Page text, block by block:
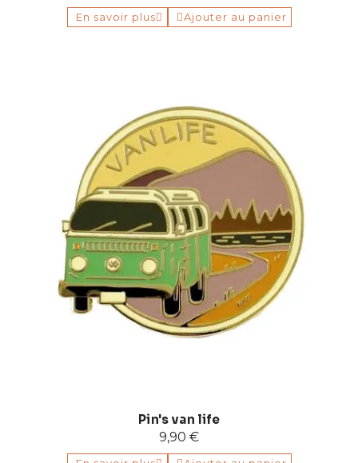
En savoir plus Ajouter au panier
Pin's van life
9,90 €